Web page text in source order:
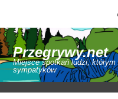
Przegrywy.net
Miejsce spotkań ludzi,
sympatyków